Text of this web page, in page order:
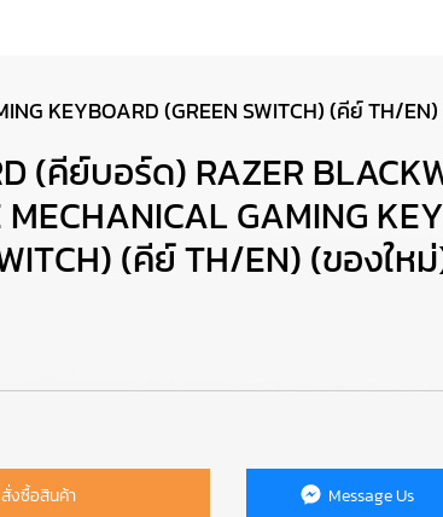
KEYBOARD (GREEN SWITCH) (คีย์ TH/EN)
(คีย์บอร์ด) RAZER
MECHANICAL GAMING
(คีย์ TH/EN) (ของใหม่
สั่งซื้อสินค้า Message Us